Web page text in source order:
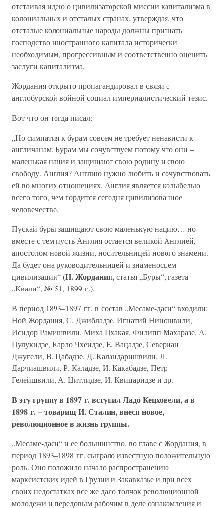
отстаивая идею о цивилизаторской миссии капитализма в
колониальных и отсталых странах, утверждая, что
отсталые колониальные народы должны признать
господство иностранного капитала исторически
необходимым, прогрессивным и соответственно оценить
заслуги капитализма.
Жордания открыто пропагандировал в связи с
англобурской войной социал-империалистический тезис.
Вот что он тогда писал:
„Но симпатия к бурам совсем не требует ненависти к
англичанам. Бурам мы сочувствуем потому что они –
маленькая нация и защищают свою родину и свою
свободу. Англия? Англию нужно любить и сочувствовать
ей во многих отношениях. Англия является колыбелью
всего того, чем гордится сегодня цивилизованное
человечество.
Пускай буры защищают свою маленькую нацию… но
вместе с тем пусть Англия остается великой Англией,
апостолом новой жизни, носительницей нового знамени.
Да будет она руководительницей и знаменосцем
цивилизации“(Н. Жордания,статья „Буры“, газета
„Квали“, № 51, 1899 г.).
В период 1893–1897 гг. в состав „Месаме-даси“ входили:
Ной Жордания, С. Джибладзе, Игнатий Ниношвили,
Исидор Рамишвили, Миха Цхакая, Филипп Махаразе, А.
Цулукидзе, Карло Чхеидзе, Е. Вацадзе, Севериан
Джугели, В. Цабадзе, Д. Каландаришвили, Л.
Дарчиашвили, Р. Каладзе, И. Какабадзе, Петр
Гелейшвили, А. Цитлидзе, И. Квицаридзе и др.
В эту группу в 1897 г. вступил Ладо Кецховели, а в
1898 г. – товарищ И. Сталин, внеся новое,
революционное в жизнь группы.
„Месаме-даси“ и ее большинство, во главе с Жордания, в
период 1893–1898 гг. сыграло известную положительную
роль. Оно положило начало распространению
марксистских идей в Грузии и Закавказье и при всех
своих недостатках все же дало толчок революционной
молодежи и передовым рабочим в деле ознакомления и